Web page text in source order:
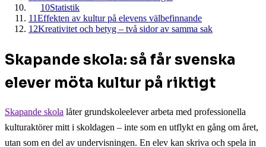
10Statistik
11Effekten av kultur på elevens välbefinnande
12Kreativitet och betyg – två sidor av samma sak
Skapande skola: så får svenska
elever möta kultur på riktigt
Skapande skola låter grundskoleelever arbeta med professionella
kulturaktörer mitt i skoldagen – inte som en utflykt en gång om året,
utan som en del av undervisningen. En elev kan skriva och spela in